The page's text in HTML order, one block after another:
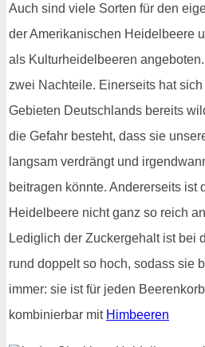
Auch sind viele Sorten für den
der Amerikanischen Heidelbeere
als Kulturheidelbeeren
zwei Nachteile. Einerseits hat
Gebieten Deutschlands bereits
die Gefahr besteht, dass sie
langsam verdrängt und
beitragen könnte. Andererseits ist
Heidelbeere nicht ganz so reich
Lediglich der Zuckergehalt ist bei
rund doppelt so hoch, sodass sie
immer: sie ist für jeden
kombinierbar mit Himbeeren